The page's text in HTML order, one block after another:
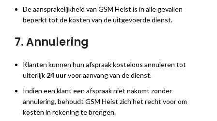
De aansprakelijkheid van GSM Heist is in alle gevallen
beperkt tot de kosten van de uitgevoerde dienst.
7. Annulering
Klanten kunnen hun afspraak kosteloos annuleren tot
uiterlijk 24 uurvoor aanvang van de dienst.
Indien een klant een afspraak niet nakomt zonder
annulering, behoudt GSM Heist zich het recht voor om
kosten in rekening te brengen.